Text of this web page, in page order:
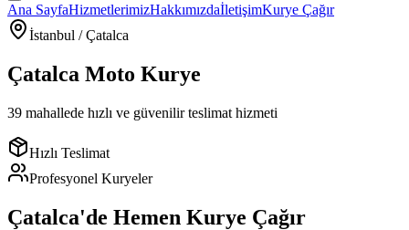
Ana SayfaHizmetlerimizHakkımızdaİletişimKurye Çağır
İstanbul /Çatalca
Çatalca Moto Kurye
39 mahallede hızlı ve güvenilir teslimat hizmeti
Hızlı Teslimat
Profesyonel Kuryeler
Çatalca'de Hemen Kurye Çağır